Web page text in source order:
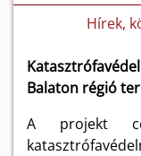
Hírek,
Balaton régió
A projekt